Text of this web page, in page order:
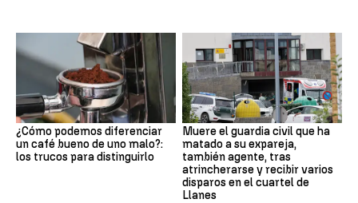
¿Cómo podemos diferenciar
un café bueno de uno malo?:
los trucos para distinguirlo
Muere el guardia civil que ha
matado a su expareja,
también agente, tras
atrincherarse y recibir varios
disparos en el cuartel de
Llanes